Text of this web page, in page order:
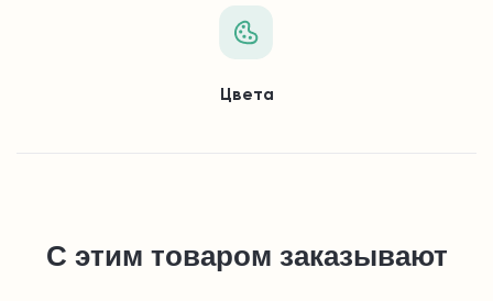
Цвета
С этим товаром заказывают